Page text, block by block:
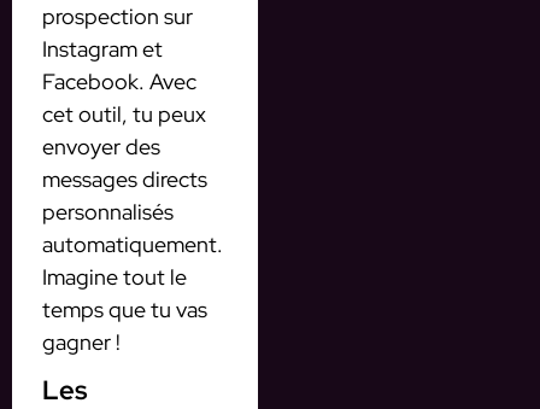
prospection sur
Instagram et
Facebook. Avec
cet outil, tu peux
envoyer des
messages directs
personnalisés
automatiquement.
Imagine tout le
temps que tu vas
gagner !
Les